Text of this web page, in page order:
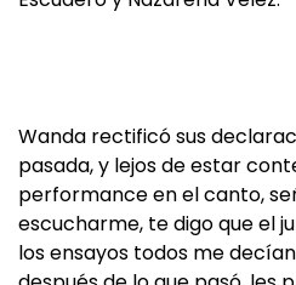
Wanda rectificó sus
pasada, y lejos de estar
performance en el canto,
escucharme, te digo que el
los ensayos todos me